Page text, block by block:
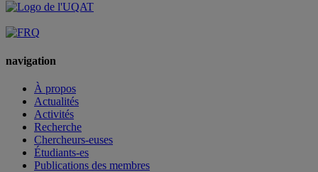
navigation
À propos
Actualités
Activités
Recherche
Chercheurs-euses
Étudiants-es
Publications des membres